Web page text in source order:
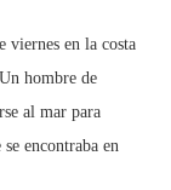
viernes en la costa
hombre de
al mar para
encontraba en